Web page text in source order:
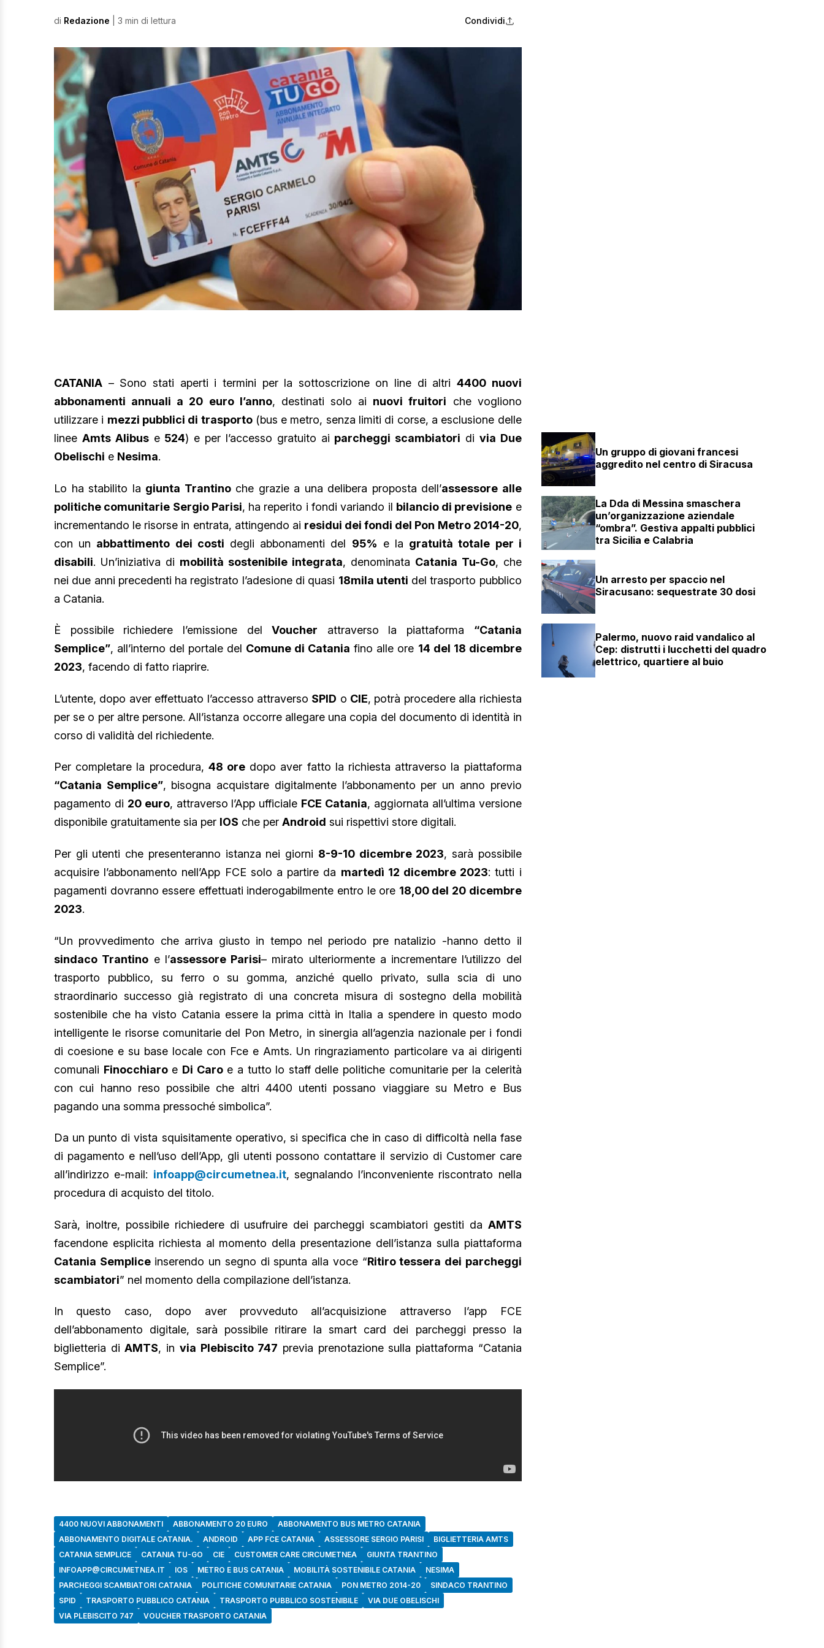
di Redazione | 3 min di lettura Condividi
CATANIA – Sono stati aperti i termini per la sottoscrizione on line di altri4400 nuovi
abbonamenti annuali a 20 euro l’anno, destinati solo ai nuovi fruitori che vogliono
utilizzare i mezzi pubblici di trasporto(bus e metro, senza limiti di corse, a esclusione delle
linee Amts Alibuse 524) e per l’accesso gratuito ai parcheggi scambiatori di via Due
Obelischi e Nesima.
Lo ha stabilito la giunta Trantinoche grazie a una delibera proposta dell’assessore alle
politiche comunitarie Sergio Parisi, ha reperito i fondi variando il bilancio di previsione e
incrementando le risorse in entrata, attingendo ai residui dei fondi del Pon Metro 2014-20,
con un abbattimento dei costi degli abbonamenti del 95% e la gratuità totale per i
disabili. Un’iniziativa di mobilità sostenibile integrata, denominata Catania Tu-Go, che
nei due anni precedenti ha registrato l’adesione di quasi 18mila utenti del trasporto pubblico
a Catania.
È possibile richiedere l’emissione delVoucher attraverso la piattaforma “Catania
Semplice”, all’interno del portale del Comune di Catania fino alle ore 14 del 18 dicembre
2023, facendo di fatto riaprire.
L’utente, dopo aver effettuato l’accesso attraverso SPID o CIE, potrà procedere alla richiesta
per se o per altre persone. All’istanza occorre allegare una copia del documento di identità in
corso di validità del richiedente.
Per completare la procedura, 48 ore dopo aver fatto la richiesta attraverso la piattaforma
“Catania Semplice”, bisogna acquistare digitalmente l’abbonamento per un anno previo
pagamento di 20 euro, attraverso l’App ufficiale FCE Catania, aggiornata all’ultima versione
disponibile gratuitamente sia per IOS che per Android sui rispettivi store digitali.
Per gli utenti che presenteranno istanza nei giorni 8-9-10 dicembre 2023, sarà possibile
acquisire l’abbonamento nell’App FCE solo a partire da martedì 12 dicembre 2023: tutti i
pagamenti dovranno essere effettuati inderogabilmente entro le ore 18,00 del 20 dicembre
2023.
“Un provvedimento che arriva giusto in tempo nel periodo pre natalizio -hanno detto il
sindaco Trantino e l’assessore Parisi– mirato ulteriormente a incrementare l’utilizzo del
trasporto pubblico, su ferro o su gomma, anziché quello privato, sulla scia di uno
straordinario successo già registrato di una concreta misura di sostegno della mobilità
sostenibile che ha visto Catania essere la prima città in Italia a spendere in questo modo
intelligente le risorse comunitarie del Pon Metro, in sinergia all’agenzia nazionale per i fondi
di coesione e su base locale con Fce e Amts. Un ringraziamento particolare va ai dirigenti
comunali Finocchiaroe Di Caroe a tutto lo staff delle politiche comunitarie per la celerità
con cui hanno reso possibile che altri 4400 utenti possano viaggiare su Metro e Bus
pagando una somma pressoché simbolica”.
Da un punto di vista squisitamente operativo, si specifica che in caso di difficoltà nella fase
di pagamento e nell’uso dell’App, gli utenti possono contattare il servizio di Customer care
all’indirizzo e-mail: infoapp@circumetnea.it, segnalando l’inconveniente riscontrato nella
procedura di acquisto del titolo.
Sarà, inoltre, possibile richiedere di usufruire dei parcheggi scambiatori gestiti da AMTS
facendone esplicita richiesta al momento della presentazione dell’istanza sulla piattaforma
Catania Sempliceinserendo un segno di spunta alla voce “Ritiro tessera dei parcheggi
scambiatori” nel momento della compilazione dell’istanza.
In questo caso, dopo aver provveduto all’acquisizione attraverso l’app FCE
dell’abbonamento digitale, sarà possibile ritirare la smart card dei parcheggi presso la
biglietteria diAMTS, in via Plebiscito 747 previa prenotazione sulla piattaforma “Catania
Semplice”.
4400 NUOVI ABBONAMENTI ABBONAMENTO 20 EURO
ABBONAMENTO BUS METRO CATANIA
ABBONAMENTO DIGITALE CATANIA.
ANDROID APP FCE CATANIA ASSESSORE SERGIO PARISI
BIGLIETTERIA AMTS
CATANIA SEMPLICE
CATANIA TU-GO CIE CUSTOMER CARE CIRCUMETNEA
GIUNTA TRANTINO
INFOAPP@CIRCUMETNEA.IT
IOS METRO E BUS CATANIA MOBILITÀ SOSTENIBILE CATANIA
NESIMA
PARCHEGGI SCAMBIATORI CATANIA
POLITICHE COMUNITARIE CATANIA PON METRO 2014-20
SINDACO TRANTINO
SPID
TRASPORTO PUBBLICO CATANIA TRASPORTO PUBBLICO SOSTENIBILE
VIA DUE OBELISCHI
VIA PLEBISCITO 747
VOUCHER TRASPORTO CATANIA
Un gruppo di giovani francesi
aggredito nel centro di Siracusa
La Dda di Messina smaschera
un’organizzazione aziendale
“ombra”. Gestiva appalti pubblici
tra Sicilia e Calabria
Un arresto per spaccio nel
Siracusano: sequestrate 30 dosi
Palermo, nuovo raid vandalico al
Cep: distrutti i lucchetti del quadro
elettrico, quartiere al buio